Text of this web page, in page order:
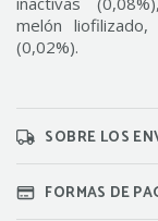
melón liofilizado,
(0,02%).
SOBRE LOS
FORMAS DE